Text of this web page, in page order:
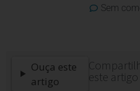
Sem
Ouça este
artigo
este artigo